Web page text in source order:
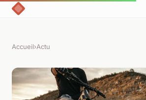
Accueil›Actu